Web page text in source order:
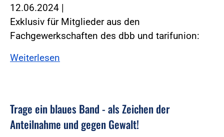
12.06.2024 |
Exklusiv für Mitglieder aus den
Fachgewerkschaften des dbb und tarifunion:
Weiterlesen
Trage ein blaues Band - als Zeichen der
Anteilnahme und gegen Gewalt!